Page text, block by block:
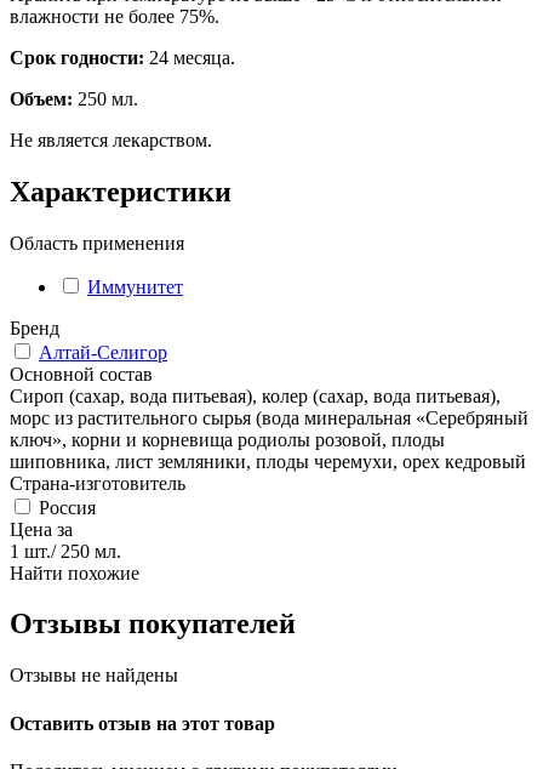
влажности не более 75%.
Срок годности: 24 месяца.
Объем: 250 мл.
Не является лекарством.
Характеристики
Область применения
Иммунитет
Бренд
Алтай-Селигор
Основной состав
Сироп (сахар, вода питьевая), колер (сахар, вода питьевая),
морс из растительного сырья (вода минеральная «Серебряный
ключ», корни и корневища родиолы розовой, плоды
шиповника, лист земляники, плоды черемухи, орех кедровый
Страна-изготовитель
Россия
Цена за
1 шт./ 250 мл.
Найти похожие
Отзывы покупателей
Отзывы не найдены
Оставить отзыв на этот товар